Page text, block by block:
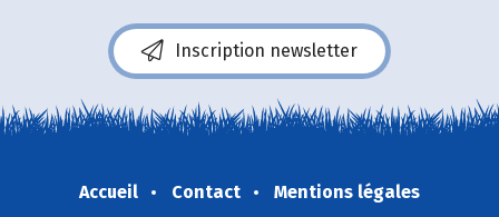
Inscription newsletter
Accueil Contact
Mentions légales